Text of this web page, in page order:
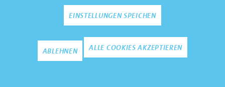
EINSTELLUNGEN SPEICHEN
ABLEHNEN ALLE COOKIES AKZEPTIEREN